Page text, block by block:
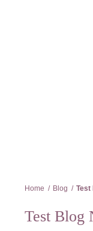
Home / Blog / Test
Test Blog